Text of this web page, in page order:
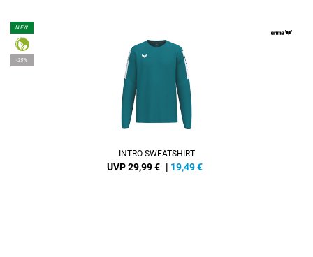
NEW
-35%
INTRO SWEATSHIRT
UVP 29,99 € | 19,49€